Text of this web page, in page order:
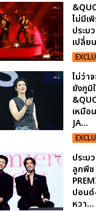
ไม่มีเ
ประม
เปลี่ย
ไม่ว่า
ยังภูมิ
เหมือ
JA...
ประม
ลูกพีช
ปอนด์
หวา...